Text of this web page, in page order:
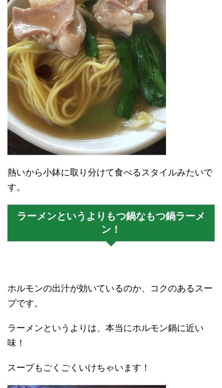
熱いから小鉢に取り分けて食べるスタイルみたいで
す。
ラーメンというよりもつ鍋なもつ鍋ラーメ
ン！
ホルモンの出汁が効いているのか、コクのあるスー
プです。
ラーメンというよりは、本当にホルモン鍋に近い
味！
スープもごくごくいけちゃいます！